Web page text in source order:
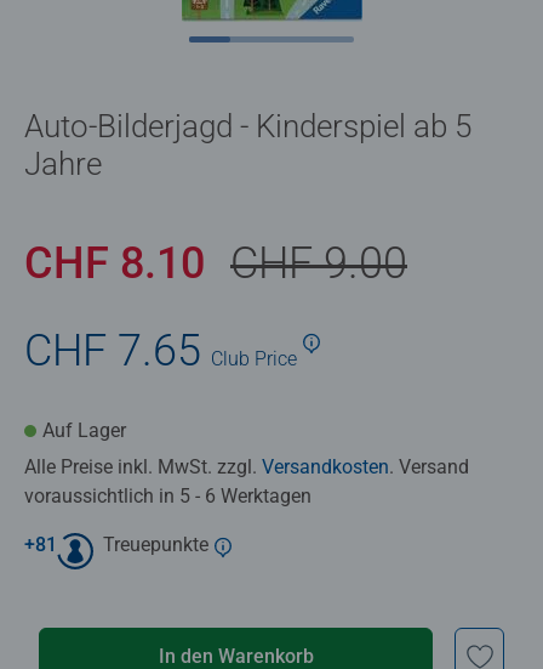
Auto-Bilderjagd - Kinderspiel ab 5
Jahre
CHF 8.10 CHF 9.00
CHF 7.65 Club Price
Auf Lager
Alle Preise inkl. MwSt. zzgl. Versandkosten. Versand
voraussichtlich in 5 - 6 Werktagen
+81 Treuepunkte
In den Warenkorb